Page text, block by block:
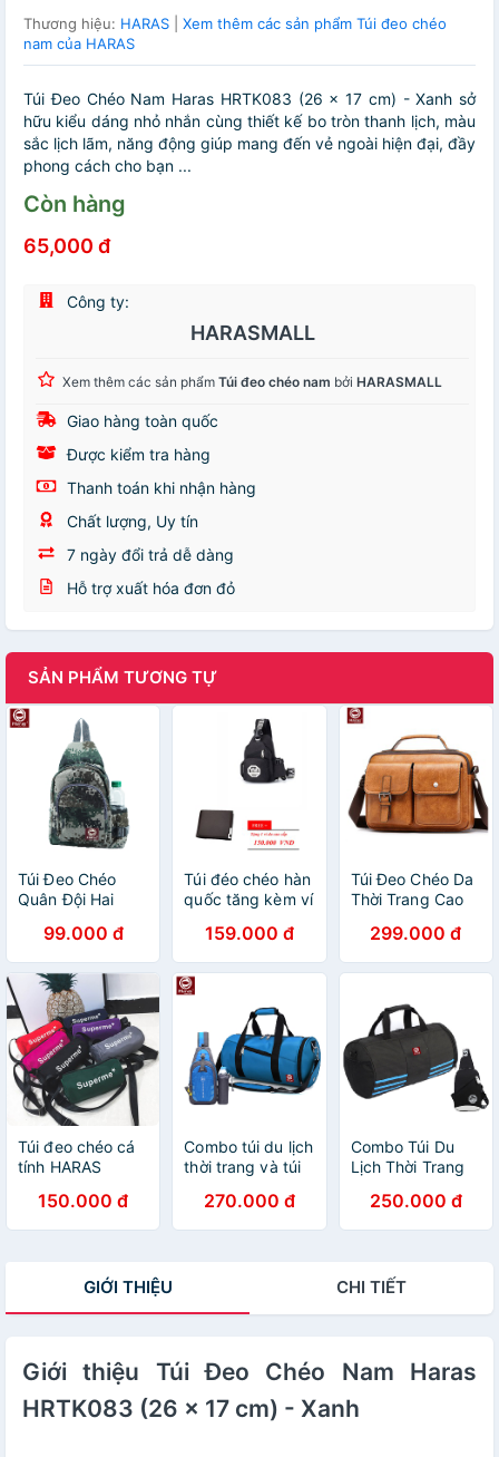
Thương hiệu: HARAS
Xem thêm các sản phẩm Túi đeo chéo
nam của HARAS
Túi Đeo Chéo Nam Haras HRTK083 (26 x 17 cm) - Xanh sở
hữu kiểu dáng nhỏ nhắn cùng thiết kế bo tròn thanh lịch, màu
sắc lịch lãm, năng động giúp mang đến vẻ ngoài hiện đại, đầy
phong cách cho bạn ...
Còn hàng
65,000 đ
Công ty:
HARASMALL
Xem thêm các sản phẩm Túi đeo chéo nam bởi HARASMALL
Giao hàng toàn quốc
Được kiểm tra hàng
Thanh toán khi nhận hàng
Chất lượng, Uy tín
7 ngày đổi trả dễ dàng
Hỗ trợ xuất hóa đơn đỏ
SẢN PHẨM TƯƠNG TỰ
Túi Đeo Chéo
Quân Đội Hai
HARAS HR252
99.000 đ
Túi đéo chéo hàn
quốc tăng kèm ví
HR127V05
159.000 đ
Túi Đeo Chéo Da
Thời Trang Cao
HR285
299.000 đ
Túi đeo chéo cá
tính HARAS
màu150.000 đ
Combo túi du lịch
thời trang và túi
HARAS
HR257HR218
270.000 đ
Combo Túi Du
Lịch Thời Trang
Đeo Chéo HARAS
HR083
250.000 đ
GIỚI THIỆU CHI TIẾT
Giới thiệu Túi Đeo Chéo Nam Haras
HRTK083 (26 x 17 cm) - Xanh